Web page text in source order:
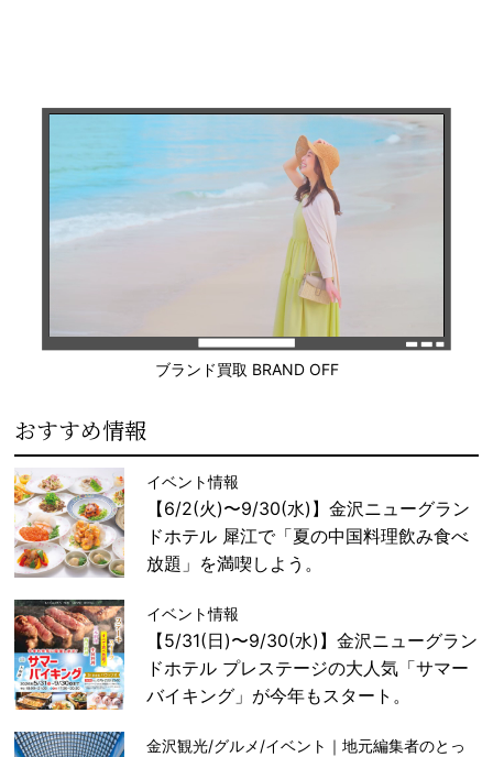
ブランド買取 BRAND OFF
おすすめ情報
イベント情報
【6/2(火)〜9/30(水)】金沢ニューグラン
ドホテル 犀江で「夏の中国料理飲み食べ
放題」を満喫しよう。
イベント情報
【5/31(日)〜9/30(水)】金沢ニューグラン
ドホテル プレステージの大人気「サマー
バイキング」が今年もスタート。
金沢観光/グルメ/イベント｜地元編集者のとっ